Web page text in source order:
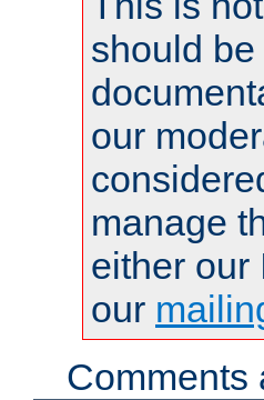
should
our
manage
either our
our
Comments